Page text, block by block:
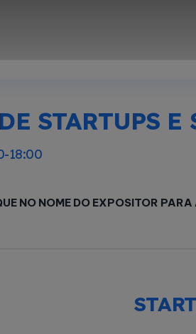
STARTUPS
18:00
NO NOME DO EXPOSITOR